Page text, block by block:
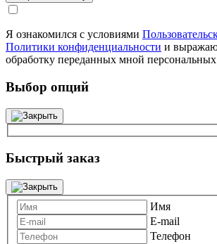
Я ознакомился с условиями
Политики конфиденциальности и выражаю
обработку переданных мной
Выбор опций
Быстрый заказ
Имя
E-mail
Телефон